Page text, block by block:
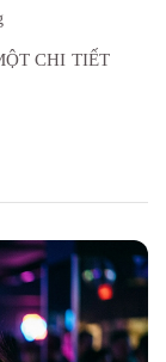
CHI TIẾT